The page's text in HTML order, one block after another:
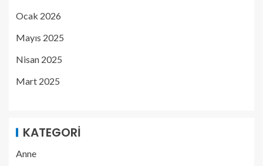
Ocak 2026
Mayıs 2025
Nisan 2025
Mart 2025
KATEGORI
Anne